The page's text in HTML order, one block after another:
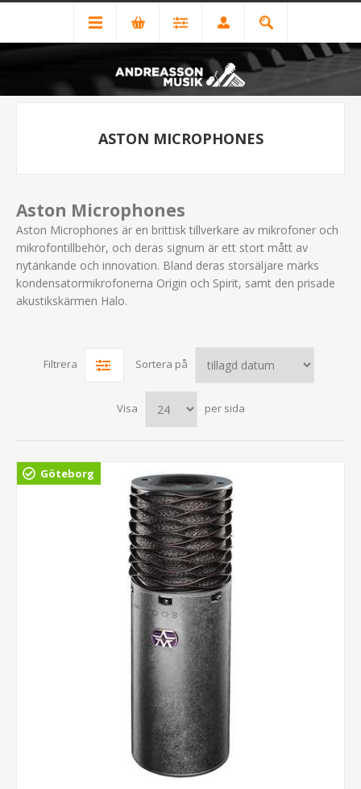
ASTON MICROPHONES
Aston Microphones
Aston Microphones är en brittisk tillverkare av mikrofoner och
mikrofontillbehör, och deras signum är ett stort mått av
nytänkande och innovation. Bland deras storsäljare märks
kondensatormikrofonerna Origin och Spirit, samt den prisade
akustikskärmen Halo.
Filtrera Sortera på
Visa per sida
Göteborg